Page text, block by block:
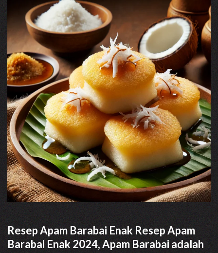
Resep Apam Barabai Enak Resep Apam
Barabai Enak 2024, Apam Barabai adalah